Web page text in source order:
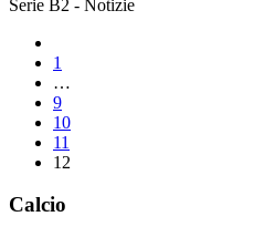
Serie B2 - Notizie
1
…
9
10
11
12
Calcio